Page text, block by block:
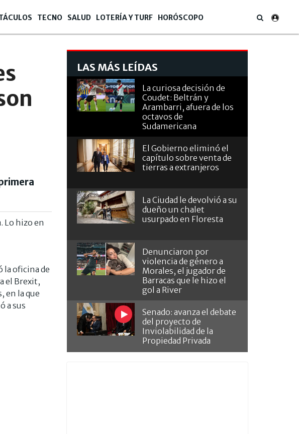
TECNO SALUD LOTERÍA Y TURF HORÓSCOPO
Lo hizo en
la oficina de
el Brexit,
en la que
a sus
LAS MÁS LEÍDAS
La curiosa decisión de
Coudet: Beltrán y
Arambarri, afuera de los
octavos de
Sudamericana
El Gobierno eliminó el
capítulo sobre venta de
tierras a extranjeros
La Ciudad le devolvió a su
dueño un chalet
usurpado en Floresta
Denunciaron por
violencia de género a
Morales, el jugador de
Barracas que le hizo el
gol a River
Senado: avanza el debate
del proyecto de
Inviolabilidad de la
Propiedad Privada